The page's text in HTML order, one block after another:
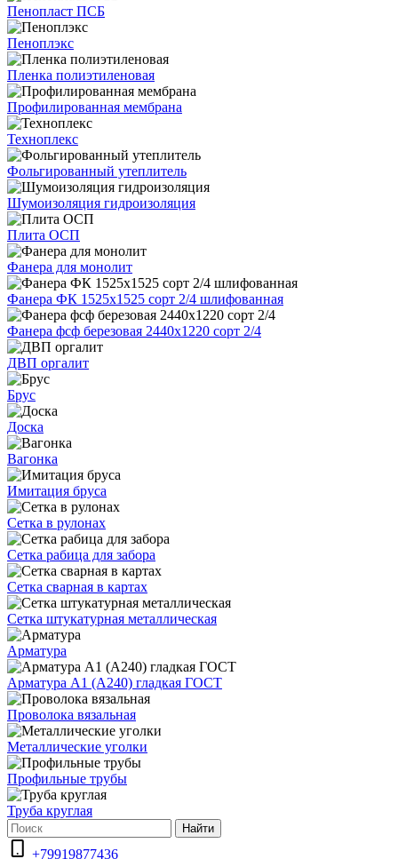
Пенопласт ПСБ
Пеноплэкс
Пленка полиэтиленовая
Профилированная мембрана
Техноплекс
Фольгированный утеплитель
Шумоизоляция гидроизоляция
Плита ОСП
Фанера для монолит
Фанера ФК 1525х1525 сорт 2/4 шлифованная
Фанера фсф березовая 2440х1220 сорт 2/4
ДВП оргалит
Брус
Доска
Вагонка
Имитация бруса
Сетка в рулонах
Сетка рабица для забора
Сетка сварная в картах
Сетка штукатурная металлическая
Арматура
Арматура А1 (А240) гладкая ГОСТ
Проволока вязальная
Металлические уголки
Профильные трубы
Труба круглая
Найти
+79919877436